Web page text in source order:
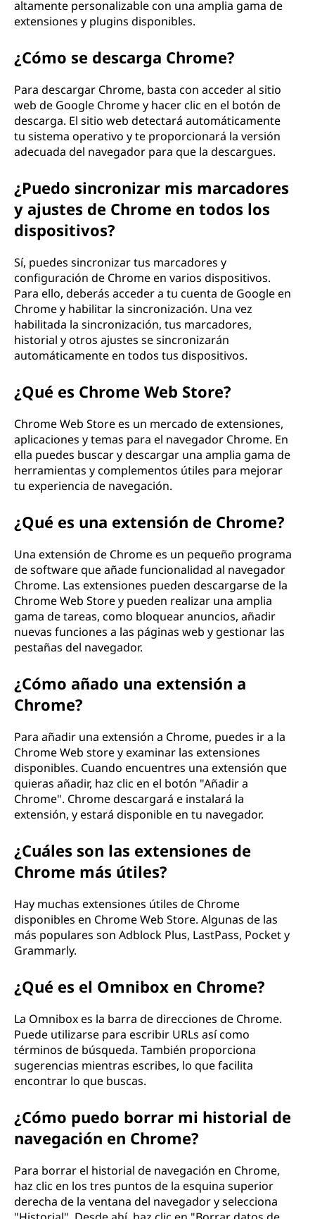
altamente personalizable con una amplia gama de
extensiones y plugins disponibles.
¿Cómo se descarga Chrome?
Para descargar Chrome, basta con acceder al sitio
web de Google Chrome y hacer clic en el botón de
descarga. El sitio web detectará automáticamente
tu sistema operativo y te proporcionará la versión
adecuada del navegador para que la descargues.
¿Puedo sincronizar mis marcadores
y ajustes de Chrome en todos los
dispositivos?
Sí, puedes sincronizar tus marcadores y
configuración de Chrome en varios dispositivos.
Para ello, deberás acceder a tu cuenta de Google en
Chrome y habilitar la sincronización. Una vez
habilitada la sincronización, tus marcadores,
historial y otros ajustes se sincronizarán
automáticamente en todos tus dispositivos.
¿Qué es Chrome Web Store?
Chrome Web Store es un mercado de extensiones,
aplicaciones y temas para el navegador Chrome. En
ella puedes buscar y descargar una amplia gama de
herramientas y complementos útiles para mejorar
tu experiencia de navegación.
¿Qué es una extensión de Chrome?
Una extensión de Chrome es un pequeño programa
de software que añade funcionalidad al navegador
Chrome. Las extensiones pueden descargarse de la
Chrome Web Store y pueden realizar una amplia
gama de tareas, como bloquear anuncios, añadir
nuevas funciones a las páginas web y gestionar las
pestañas del navegador.
¿Cómo añado una extensión a
Chrome?
Para añadir una extensión a Chrome, puedes ir a la
Chrome Web store y examinar las extensiones
disponibles. Cuando encuentres una extensión que
quieras añadir, haz clic en el botón "Añadir a
Chrome". Chrome descargará e instalará la
extensión, y estará disponible en tu navegador.
¿Cuáles son las extensiones de
Chrome más útiles?
Hay muchas extensiones útiles de Chrome
disponibles en Chrome Web Store. Algunas de las
más populares son Adblock Plus, LastPass, Pocket y
Grammarly.
¿Qué es el Omnibox en Chrome?
La Omnibox es la barra de direcciones de Chrome.
Puede utilizarse para escribir URLs así como
términos de búsqueda. También proporciona
sugerencias mientras escribes, lo que facilita
encontrar lo que buscas.
¿Cómo puedo borrar mi historial de
navegación en Chrome?
Para borrar el historial de navegación en Chrome,
haz clic en los tres puntos de la esquina superior
derecha de la ventana del navegador y selecciona